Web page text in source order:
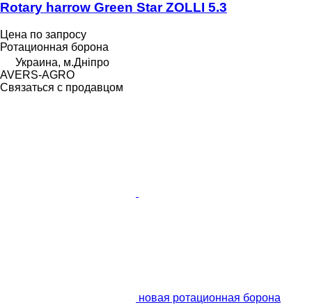
Rotary harrow Green Star ZOLLI 5.3
Цена по запросу
Ротационная борона
Украина, м.Дніпро
AVERS-AGRO
Связаться с продавцом
новая ротационная борона